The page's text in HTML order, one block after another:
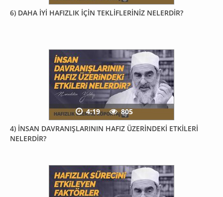
6) DAHA İYİ HAFIZLIK İÇİN TEKLİFLERİNİZ NELERDİR?
4) İNSAN DAVRANIŞLARININ HAFIZ ÜZERİNDEKİ ETKİLERİ
NELERDİR?
4:19 805